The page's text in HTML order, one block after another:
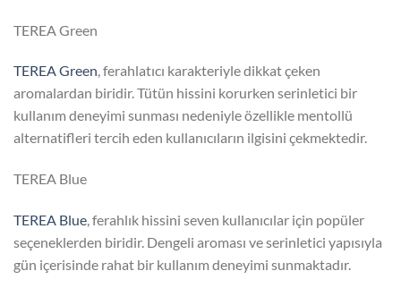
TEREA Green
TEREA Green, ferahlatıcı karakteriyle dikkat çeken
aromalardan biridir. Tütün hissini korurken serinletici bir
kullanım deneyimi sunması nedeniyle özellikle mentollü
alternatifleri tercih eden kullanıcıların ilgisini çekmektedir.
TEREA Blue
TEREA Blue, ferahlık hissini seven kullanıcılar için popüler
seçeneklerden biridir. Dengeli aroması ve serinletici yapısıyla
gün içerisinde rahat bir kullanım deneyimi sunmaktadır.